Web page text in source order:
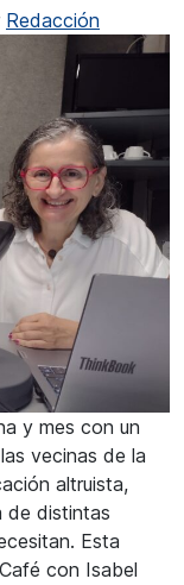
Redacción
y mes con un
vecinas de la
altruista,
de distintas
Esta
con Isabel